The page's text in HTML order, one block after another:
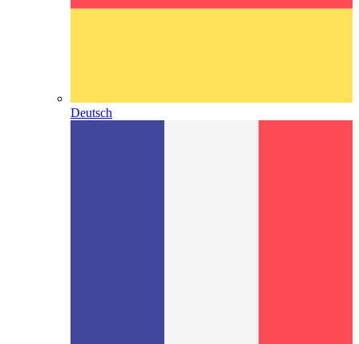
Deutsch